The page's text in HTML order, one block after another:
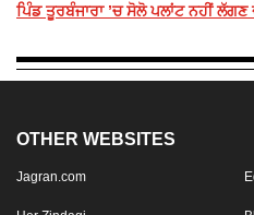
ਪਿੰਡ ਤੂਰਬੰਜਾਰਾ ’ਚ ਸੋਲੋ ਪਲਾਂਟ ਨਹੀਂ
OTHER WEBSITES
Jagran.com